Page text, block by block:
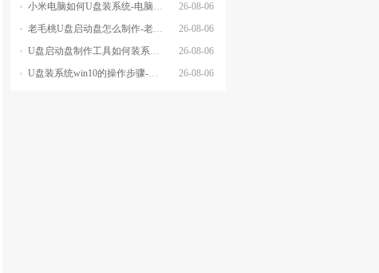
26-08-06
小米电脑如何U盘装系统-电脑怎么U盘装系统
26-08-06
老毛桃U盘启动盘怎么制作-老毛桃U盘启动盘制作步骤
26-08-06
U盘启动盘制作工具如何装系统- U盘启动盘制作工具怎么装系统
26-08-06
U盘装系统win10的操作步骤-外星人U盘装系统win10电脑